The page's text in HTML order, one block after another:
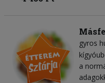
gyros
a